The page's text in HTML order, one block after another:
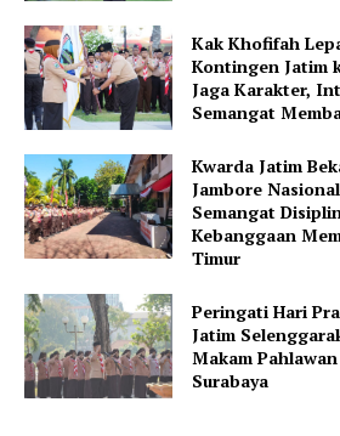
Kak Khofifah
Kontingen Jatim
Jaga Karakter,
Semangat
Kwarda Jatim
Jambore
Semangat
Kebanggaan
Timur
Peringati Hari
Jatim
Makam
Surabaya